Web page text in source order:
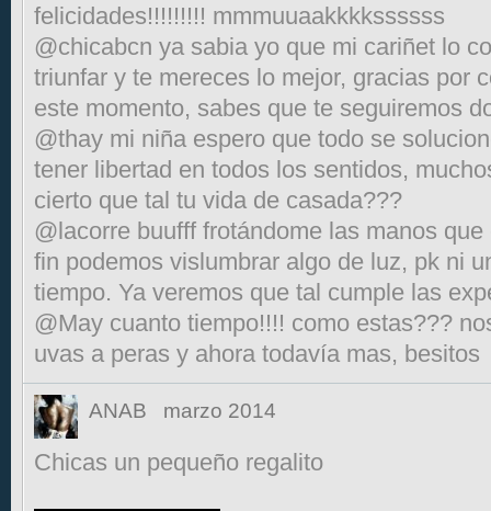
felicidades!!!!!!!!! mmmuuaakkkkssssss
@chicabcn ya sabia yo que mi cariñet lo
triunfar y te mereces lo mejor, gracias por
este momento, sabes que te seguiremos
@thay mi niña espero que todo se
tener libertad en todos los sentidos,
cierto que tal tu vida de casada???
@lacorre buufff frotándome las manos
fin podemos vislumbrar algo de luz, pk ni
tiempo. Ya veremos que tal cumple las
@May cuanto tiempo!!!! como estas???
uvas a peras y ahora todavía mas, besitos
ANAB marzo 2014
Chicas un pequeño regalito